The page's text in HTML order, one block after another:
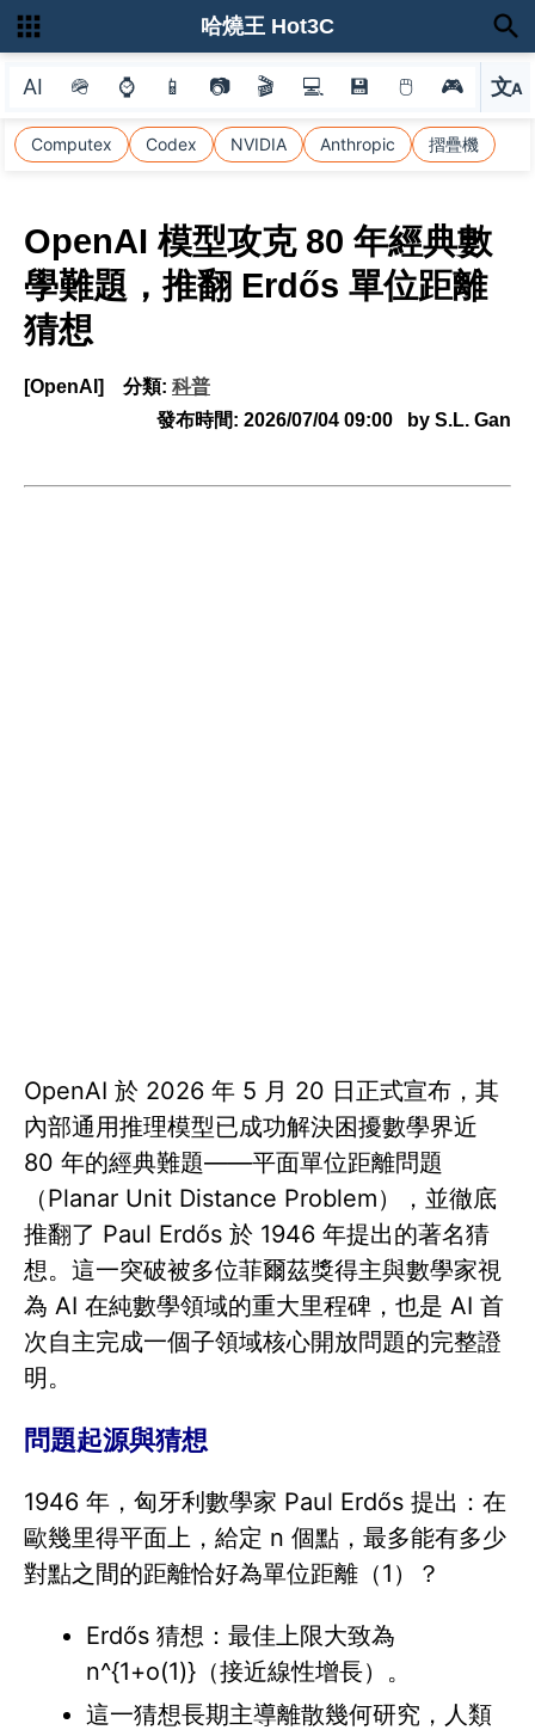
AI 🪖 ⌚ 📱 📷 🎬 💻 💾 🖱 🎮 文A
選
Computex Codex NVIDIA Anthropic 摺疊機
哈燒王 Hot3C
OpenAI 模型攻克 80 年經典數
學難題，推翻 Erdős 單位距離
猜想
[OpenAI] 分類: 科普
發布時間: 2026/07/04 09:00 by S.L. Gan
OpenAI 於 2026 年 5 月 20 日正式宣布，其
內部通用推理模型已成功解決困擾數學界近
80 年的經典難題——平面單位距離問題
（Planar Unit Distance Problem），並徹底
推翻了 Paul Erdős 於 1946 年提出的著名猜
想。這一突破被多位菲爾茲獎得主與數學家視
為 AI 在純數學領域的重大里程碑，也是 AI 首
次自主完成一個子領域核心開放問題的完整證
明。
問題起源與猜想
1946 年，匈牙利數學家 Paul Erdős 提出：在
歐幾里得平面上，給定 n 個點，最多能有多少
對點之間的距離恰好為單位距離（1）？
Erdős 猜想：最佳上限大致為
n^{1+o(1)}（接近線性增長）。
這一猜想長期主導離散幾何研究，人類